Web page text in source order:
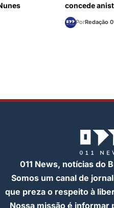
concede
PorRedação
011 News, notícias do
Somos um canal de
que preza o respeito à
Nossa missão é informar